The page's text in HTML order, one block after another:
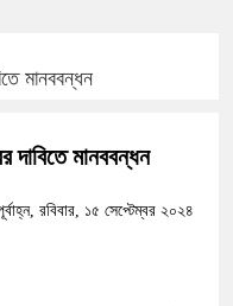
মানববন্ধন
দাবিতে মানববন্ধন
রবিবার, ১৫ সেপ্টেম্বর ২০২৪